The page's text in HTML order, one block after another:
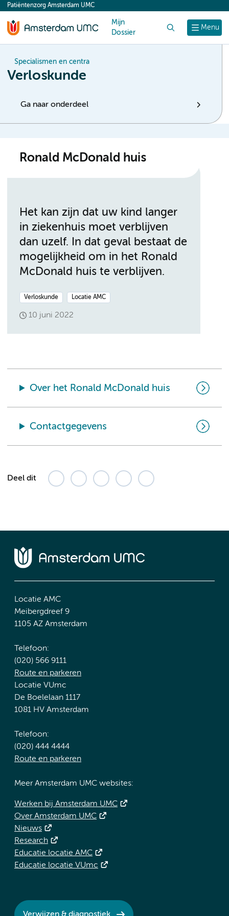
content
Menu
Patiëntenzorg Amsterdam UMC
Mijn
Dossier
Specialismen en centra
Verloskunde
Ga naar onderdeel
Ronald McDonald huis
Het kan zijn dat uw kind langer
in ziekenhuis moet verblijven
dan uzelf. In dat geval bestaat de
mogelijkheid om in het Ronald
McDonald huis te verblijven.
Verloskunde Locatie AMC
10 juni 2022
Over het Ronald McDonald huis
Contactgegevens
Deel dit
Locatie AMC
Meibergdreef 9
1105 AZ Amsterdam
Telefoon:
(020) 566 9111
Route en parkeren
Locatie VUmc
De Boelelaan 1117
1081 HV Amsterdam
Telefoon:
(020) 444 4444
Route en parkeren
Meer Amsterdam UMC websites:
Werken bij Amsterdam UMC
Over Amsterdam UMC
Nieuws
Research
Educatie locatie AMC
Educatie locatie VUmc
Verwijzen & diagnostiek